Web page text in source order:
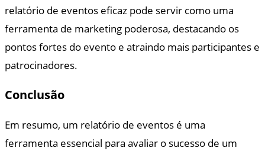
relatório de eventos eficaz pode servir como uma
ferramenta de marketing poderosa, destacando os
pontos fortes do evento e atraindo mais participantes e
patrocinadores.
Conclusão
Em resumo, um relatório de eventos é uma
ferramenta essencial para avaliar o sucesso de um